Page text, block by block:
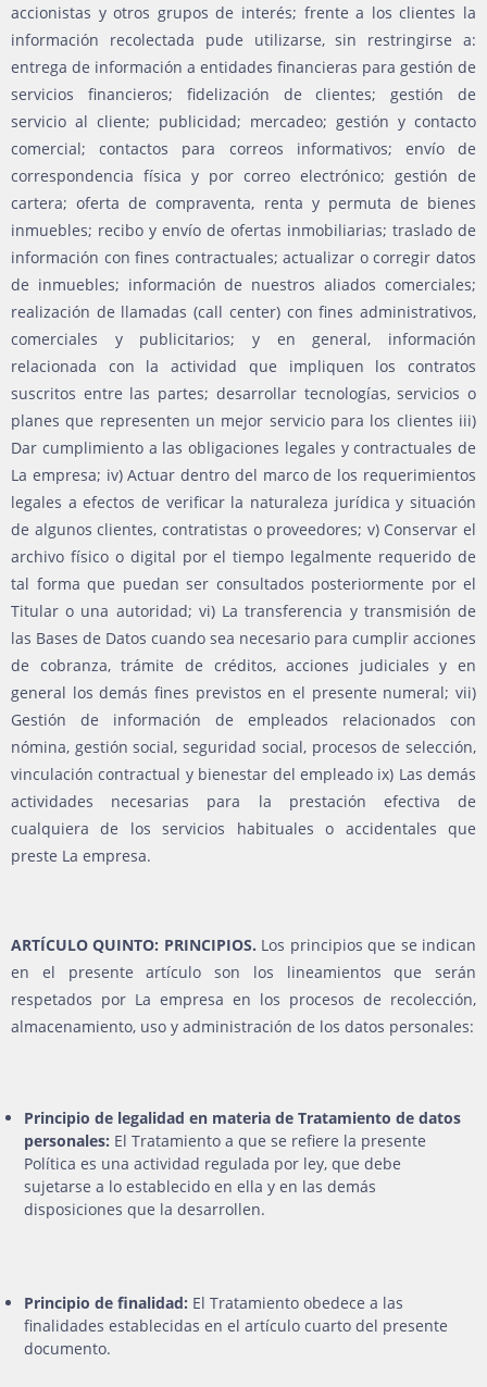
accionistas y otros grupos de interés; frente a los clientes la
información recolectada pude utilizarse, sin restringirse a:
entrega de información a entidades financieras para gestión de
servicios financieros; fidelización de clientes; gestión de
servicio al cliente; publicidad; mercadeo; gestión y contacto
comercial; contactos para correos informativos; envío de
correspondencia física y por correo electrónico; gestión de
cartera; oferta de compraventa, renta y permuta de bienes
inmuebles; recibo y envío de ofertas inmobiliarias; traslado de
información con fines contractuales; actualizar o corregir datos
de inmuebles; información de nuestros aliados comerciales;
realización de llamadas (call center) con fines administrativos,
comerciales y publicitarios; y en general, información
relacionada con la actividad que impliquen los contratos
suscritos entre las partes; desarrollar tecnologías, servicios o
planes que representen un mejor servicio para los clientes iii)
Dar cumplimiento a las obligaciones legales y contractuales de
La empresa; iv) Actuar dentro del marco de los requerimientos
legales a efectos de verificar la naturaleza jurídica y situación
de algunos clientes, contratistas o proveedores; v) Conservar el
archivo físico o digital por el tiempo legalmente requerido de
tal forma que puedan ser consultados posteriormente por el
Titular o una autoridad; vi) La transferencia y transmisión de
las Bases de Datos cuando sea necesario para cumplir acciones
de cobranza, trámite de créditos, acciones judiciales y en
general los demás fines previstos en el presente numeral; vii)
Gestión de información de empleados relacionados con
nómina, gestión social, seguridad social, procesos de selección,
vinculación contractual y bienestar del empleado ix) Las demás
actividades necesarias para la prestación efectiva de
cualquiera de los servicios habituales o accidentales que
preste La empresa.
ARTÍCULO QUINTO: PRINCIPIOS. Los principios que se indican
en el presente artículo son los lineamientos que serán
respetados por La empresa en los procesos de recolección,
almacenamiento, uso y administración de los datos personales:
Principio de legalidad en materia de Tratamiento de datos
personales: El Tratamiento a que se refiere la presente
Política es una actividad regulada por ley, que debe
sujetarse a lo establecido en ella y en las demás
disposiciones que la desarrollen.
Principio de finalidad: El Tratamiento obedece a las
finalidades establecidas en el artículo cuarto del presente
documento.